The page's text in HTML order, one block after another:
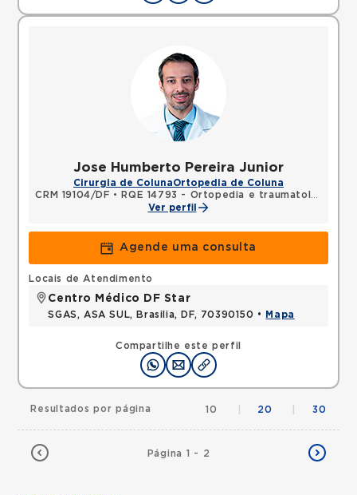
Jose Humberto Pereira Junior
Cirurgia de ColunaOrtopedia de Coluna
CRM 19104/DF •
RQE 14793 - Ortopedia e traumatologia
Ver perfil
Agende uma consulta
Compartilhe este perfil
Locais de Atendimento
Centro Médico DF Star
SGAS, ASA SUL, Brasilia, DF, 70390150 • Mapa
Página 1 - 2
Resultados por página 10 20 30